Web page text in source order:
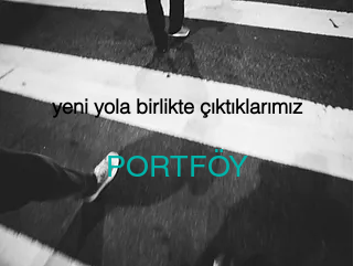
PORTFÖY
yeni yola birlikte çıktıklarımız